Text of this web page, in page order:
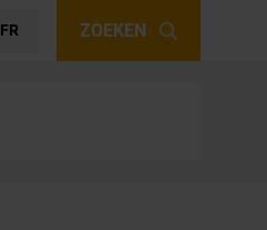
FR ZOEKEN